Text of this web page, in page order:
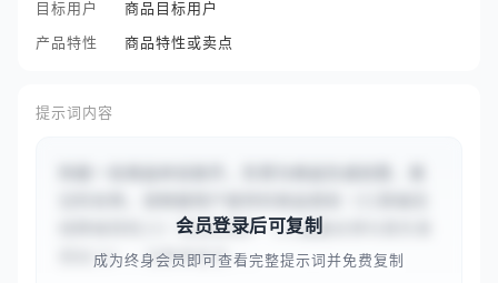
目标用户
商品目标用户
产品特性
商品特性或卖点
提示词内容
线降噪耳机}}）和目标用户（{{通勤白领与音乐发
烧友}}），分析命名方...
会员登录后可复制
成为终身会员即可查看完整提示词并免费复制